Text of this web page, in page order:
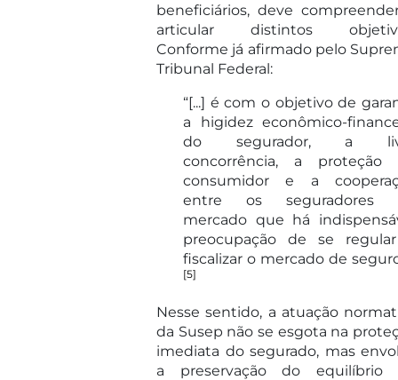
beneficiários, deve
articular distintos
Conforme já afirmado pelo
Tribunal Federal:
“[...] é com o objetivo de
a higidez econômico-
do segurador, a
concorrência, a proteção
consumidor e a
entre os seguradores
mercado que há
preocupação de se
fiscalizar o mercado de
[5]
Nesse sentido, a atuação
da Susep não se esgota na
imediata do segurado, mas
a preservação do equilíbrio